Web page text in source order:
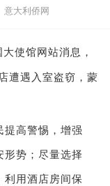
意大利侨网
使馆网站消息，
遭遇入室盗窃，蒙
高警惕，增强
形势；尽量选择
利用酒店房间保